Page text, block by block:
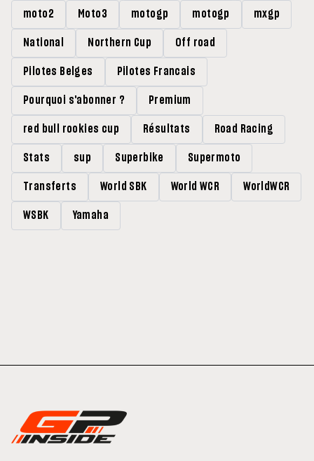
moto2 Moto3 motogp motogp mxgp
National Northern Cup Off road
Pilotes Belges Pilotes Francais
Pourquoi s'abonner ? Premium
red bull rookies cup Résultats Road Racing
Stats sup Superbike Supermoto
Transferts World SBK World WCR WorldWCR
WSBK Yamaha